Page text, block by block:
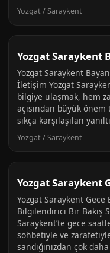
Yozgat / Saraykent
Yozgat Saraykent
Yozgat Saraykent
İletişim Yozgat
bilgiye ulaşmak, hem
açısından büyük
sıkça karşılaşılan
Yozgat / Saraykent
Yozgat Saraykent
Yozgat Saraykent
Bilgilendirici Bir Bakış
Saraykent’te gece
sohbetiyle ve
sandığınızdan çok